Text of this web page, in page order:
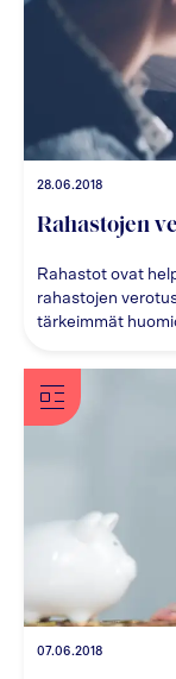
28.06.2018
Rahastojen
Rahastot ovat
rahastojen
tärkeimmät
07.06.2018